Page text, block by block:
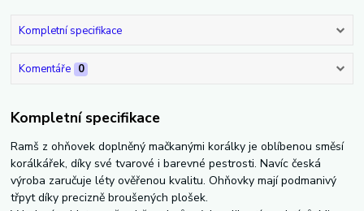
Kompletní specifikace
Komentáře 0
Kompletní specifikace
Ramš z ohňovek doplněný mačkanými korálky je oblíbenou směsí
korálkářek, díky své tvarové i barevné pestrosti. Navíc česká
výroba zaručuje léty ověřenou kvalitu. Ohňovky mají podmanivý
třpyt díky precizně broušených plošek.